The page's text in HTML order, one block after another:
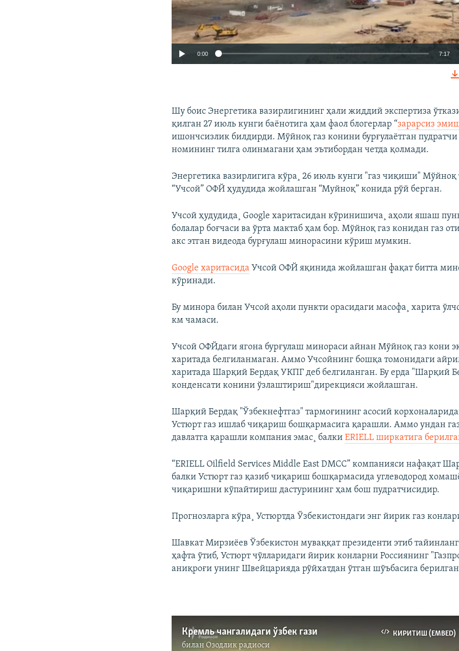
Auto 240p 360p 480p
0:00 7:17
Шу боис Энергетика вазирлигининг ҳали жиддий экспертиза
қилган 27 июль кунги баëнотига ҳам фаол блогерлар “зарарсиз
ишончсизлик билдирди. Мўйноқ газ конини бурғулаëтган
номининг тилга олинмагани ҳам эътибордан четда қолмади.
Энергетика вазирлигига кўра¸ 26 июль кунги "газ чиқиши"
“Учсой” ОФЙ ҳудудида жойлашган “Муйноқ” конида рўй берган.
Учсой ҳудудида¸ Google харитасидан кўринишича¸ аҳоли яшаш
болалар боғчаси ва ўрта мактаб ҳам бор. Мўйноқ газ конидан газ
акс этган видеода бурғулаш минорасини кўриш мумкин.
Google харитасида Учсой ОФЙ яқинида жойлашган фақат битта
кўринади.
Бу минора билан Учсой аҳоли пункти орасидаги масофа¸ харита
км чамаси.
Учсой ОФЙдаги ягона бурғулаш минораси айнан Мўйноқ газ кони
харитада белгиланмаган. Аммо Учсойнинг бошқа томонидаги
харитада Шарқий Бердақ УКПГ деб белгиланган. Бу ерда "Шарқий
конденсати конини ўзлаштириш"дирекцияси жойлашган.
Шарқий Бердақ "Ўзбекнефтгаз" тармоғининг асосий
Устюрт газ ишлаб чиқариш бошқармасига қарашли. Аммо ундан
давлатга қарашли компания эмас¸ балкиERIELL ширкатига
“ERIELL Oilfield Services Middle East DMCC” компанияси нафақат
балки Устюрт газ қазиб чиқариш бошқармасида углеводород
чиқаришни кўпайтириш дастурининг ҳам бош пудратчисидир.
Прогнозларга кўра¸ Устюртда Ўзбекистондаги энг йирик газ
Шавкат Мирзиëев Ўзбекистон муваққат президенти этиб
ҳафта ўтиб, Устюрт чўлларидаги йирик конларни Россиянинг
аниқроғи унинг Швейцарияда рўйхатдан ўтган шўъбасига
КИРИТИШ (EMBED)
Кремль чангалидаги ўзбек гази
биланОзодлик радиоси